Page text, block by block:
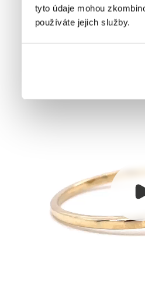
tyto údaje mohou
používáte jejich služby.